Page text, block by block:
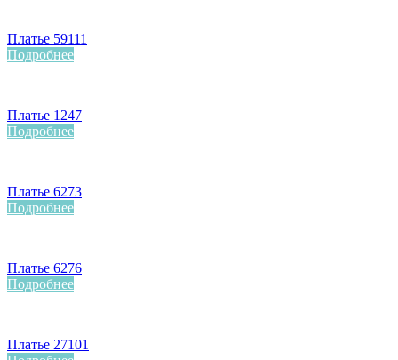
Платье 59111
Подробнее
Платье 1247
Подробнее
Платье 6273
Подробнее
Платье 6276
Подробнее
Платье 27101